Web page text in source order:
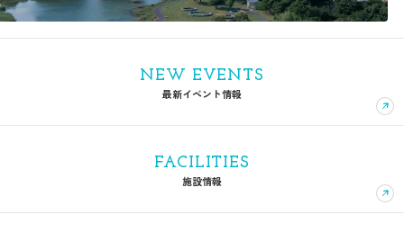
NEW EVENTS
最新イベント情報
FACILITIES
施設情報